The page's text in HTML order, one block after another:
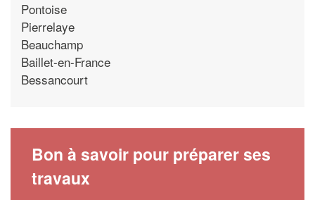
Pontoise
Pierrelaye
Beauchamp
Baillet-en-France
Bessancourt
Bon à savoir pour préparer ses
travaux